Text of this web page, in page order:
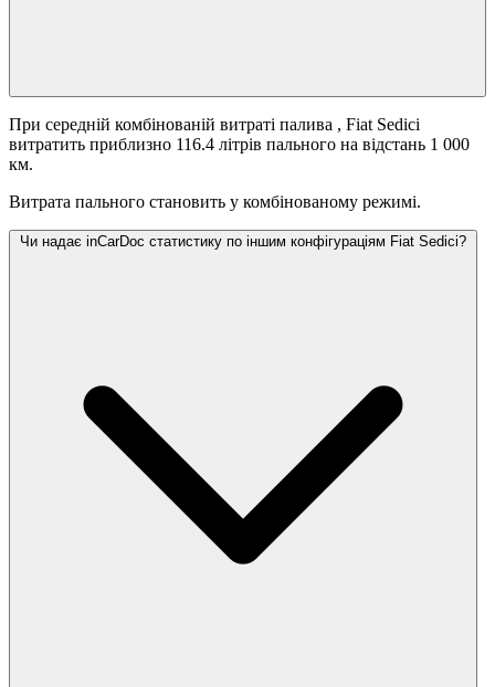
При середній комбінованій витраті палива , Fiat Sedici
витратить приблизно 116.4 літрів пального на відстань 1 000
км.
Витрата пального становить у комбінованому режимі.
Чи надає inCarDoc статистику по іншим конфігураціям Fiat Sedici?